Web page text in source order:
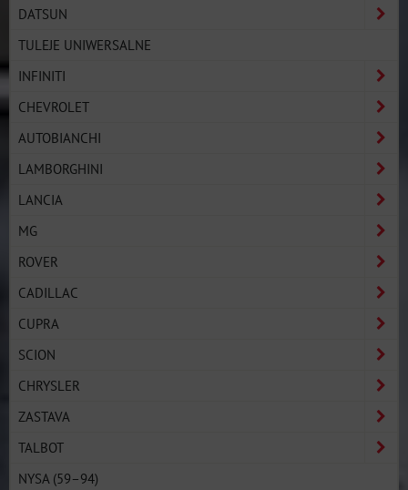
DATSUN
TULEJE UNIWERSALNE
INFINITI
CHEVROLET
AUTOBIANCHI
LAMBORGHINI
LANCIA
MG
ROVER
CADILLAC
CUPRA
SCION
CHRYSLER
ZASTAVA
TALBOT
NYSA (59–94)